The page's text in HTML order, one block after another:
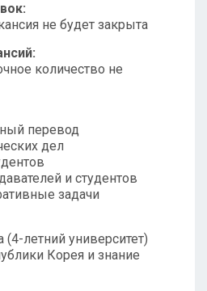
не будет закрыта
количество не
перевод
дел
и студентов
задачи
летний университет)
Корея и знание